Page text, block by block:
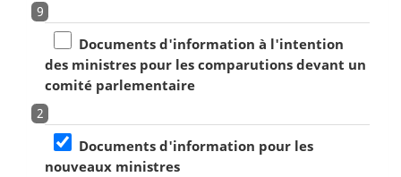
9
Documents d'information à l'intention
des ministres pour les comparutions devant un
comité parlementaire
2
Documents d'information pour les
nouveaux ministres